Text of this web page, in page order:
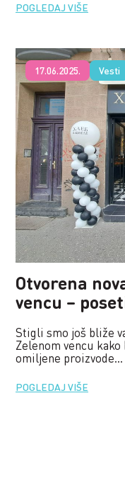
POGLEDAJ VIŠE
17.06.2025. Vesti
Otvorena
vencu –
Stigli smo još bliže
Zelenom vencu
omiljene proizvode...
POGLEDAJ VIŠE